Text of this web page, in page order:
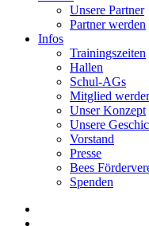
Unsere Partner
Partner werden
Infos
Trainingszeiten
Hallen
Schul-AGs
Mitglied
Unser Konzept
Unsere
Vorstand
Presse
Bees
Spenden